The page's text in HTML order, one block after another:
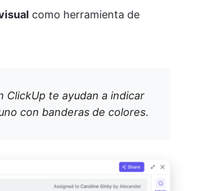
como herramienta de
ClickUp te ayudan a indicar
con banderas de colores.